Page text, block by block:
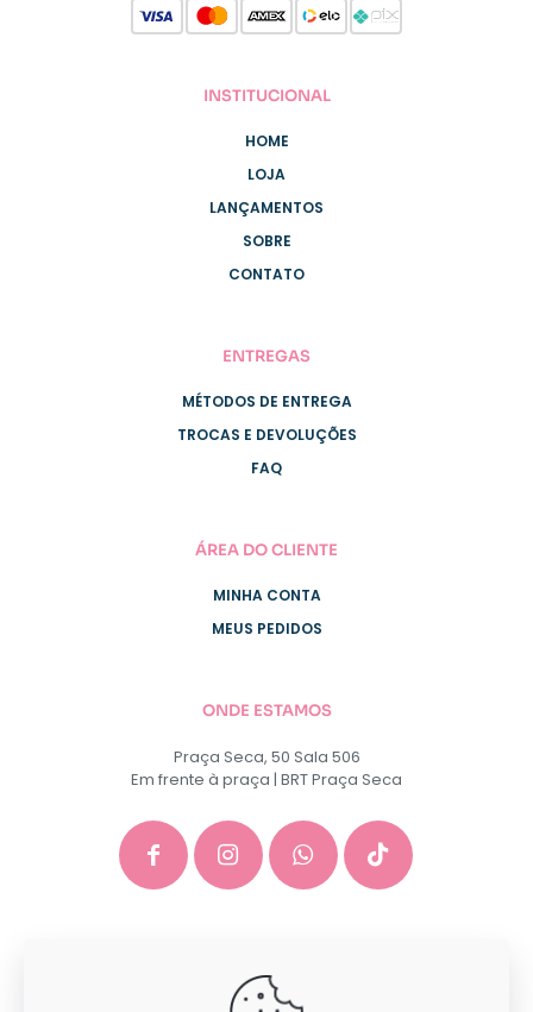
INSTITUCIONAL
HOME
LOJA
LANÇAMENTOS
SOBRE
CONTATO
ENTREGAS
MÉTODOS DE ENTREGA
TROCAS E DEVOLUÇÕES
FAQ
ÁREA DO CLIENTE
MINHA CONTA
MEUS PEDIDOS
ONDE ESTAMOS
Praça Seca, 50 Sala 506
Em frente à praça | BRT Praça Seca
GACEP SERVICOS E COMERCIO DE INFORMATICA E
PAPELARIA EIRELI - CNPJ: 35.581.130/0001-40